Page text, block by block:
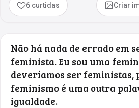
6 curtidas Criar
Não há nada de errado em
feminista. Eu sou uma
deveríamos ser feministas,
feminismo é uma outra
igualdade.